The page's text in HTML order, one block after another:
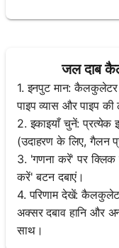
जल दाब
1. इनपुट मान: कैलकुलेटर
पाइप व्यास और पाइप की
2. इकाइयाँ चुनें: प्रत्येक
(उदाहरण के लिए, गैलन
3. 'गणना करें' पर क्लिक
करें' बटन दबाएं।
4. परिणाम देखें:
अक्सर दबाव हानि और
साथ।